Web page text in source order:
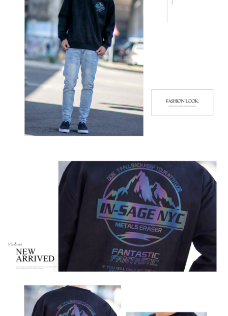
４．使用「AFTEE先享後付」時，將依據個別帳號之用戶狀況，依本公司即
時審查核予不同之上限額度；若仍有額度不足之情形，本公司將視審查結果
請求用戶進行身份認證。
５．嚴禁一人註冊多個帳號或使用他人資訊註冊。若發現惡意使用之情形，
恩沛科技股份有限公司將有權停止該用戶之使用額度並採取法律行動。